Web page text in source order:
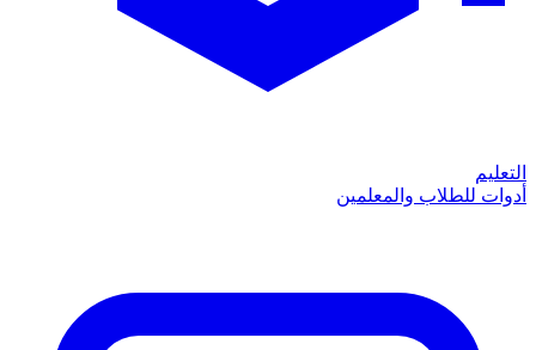
التعليم
أدوات للطلاب والمعلمين